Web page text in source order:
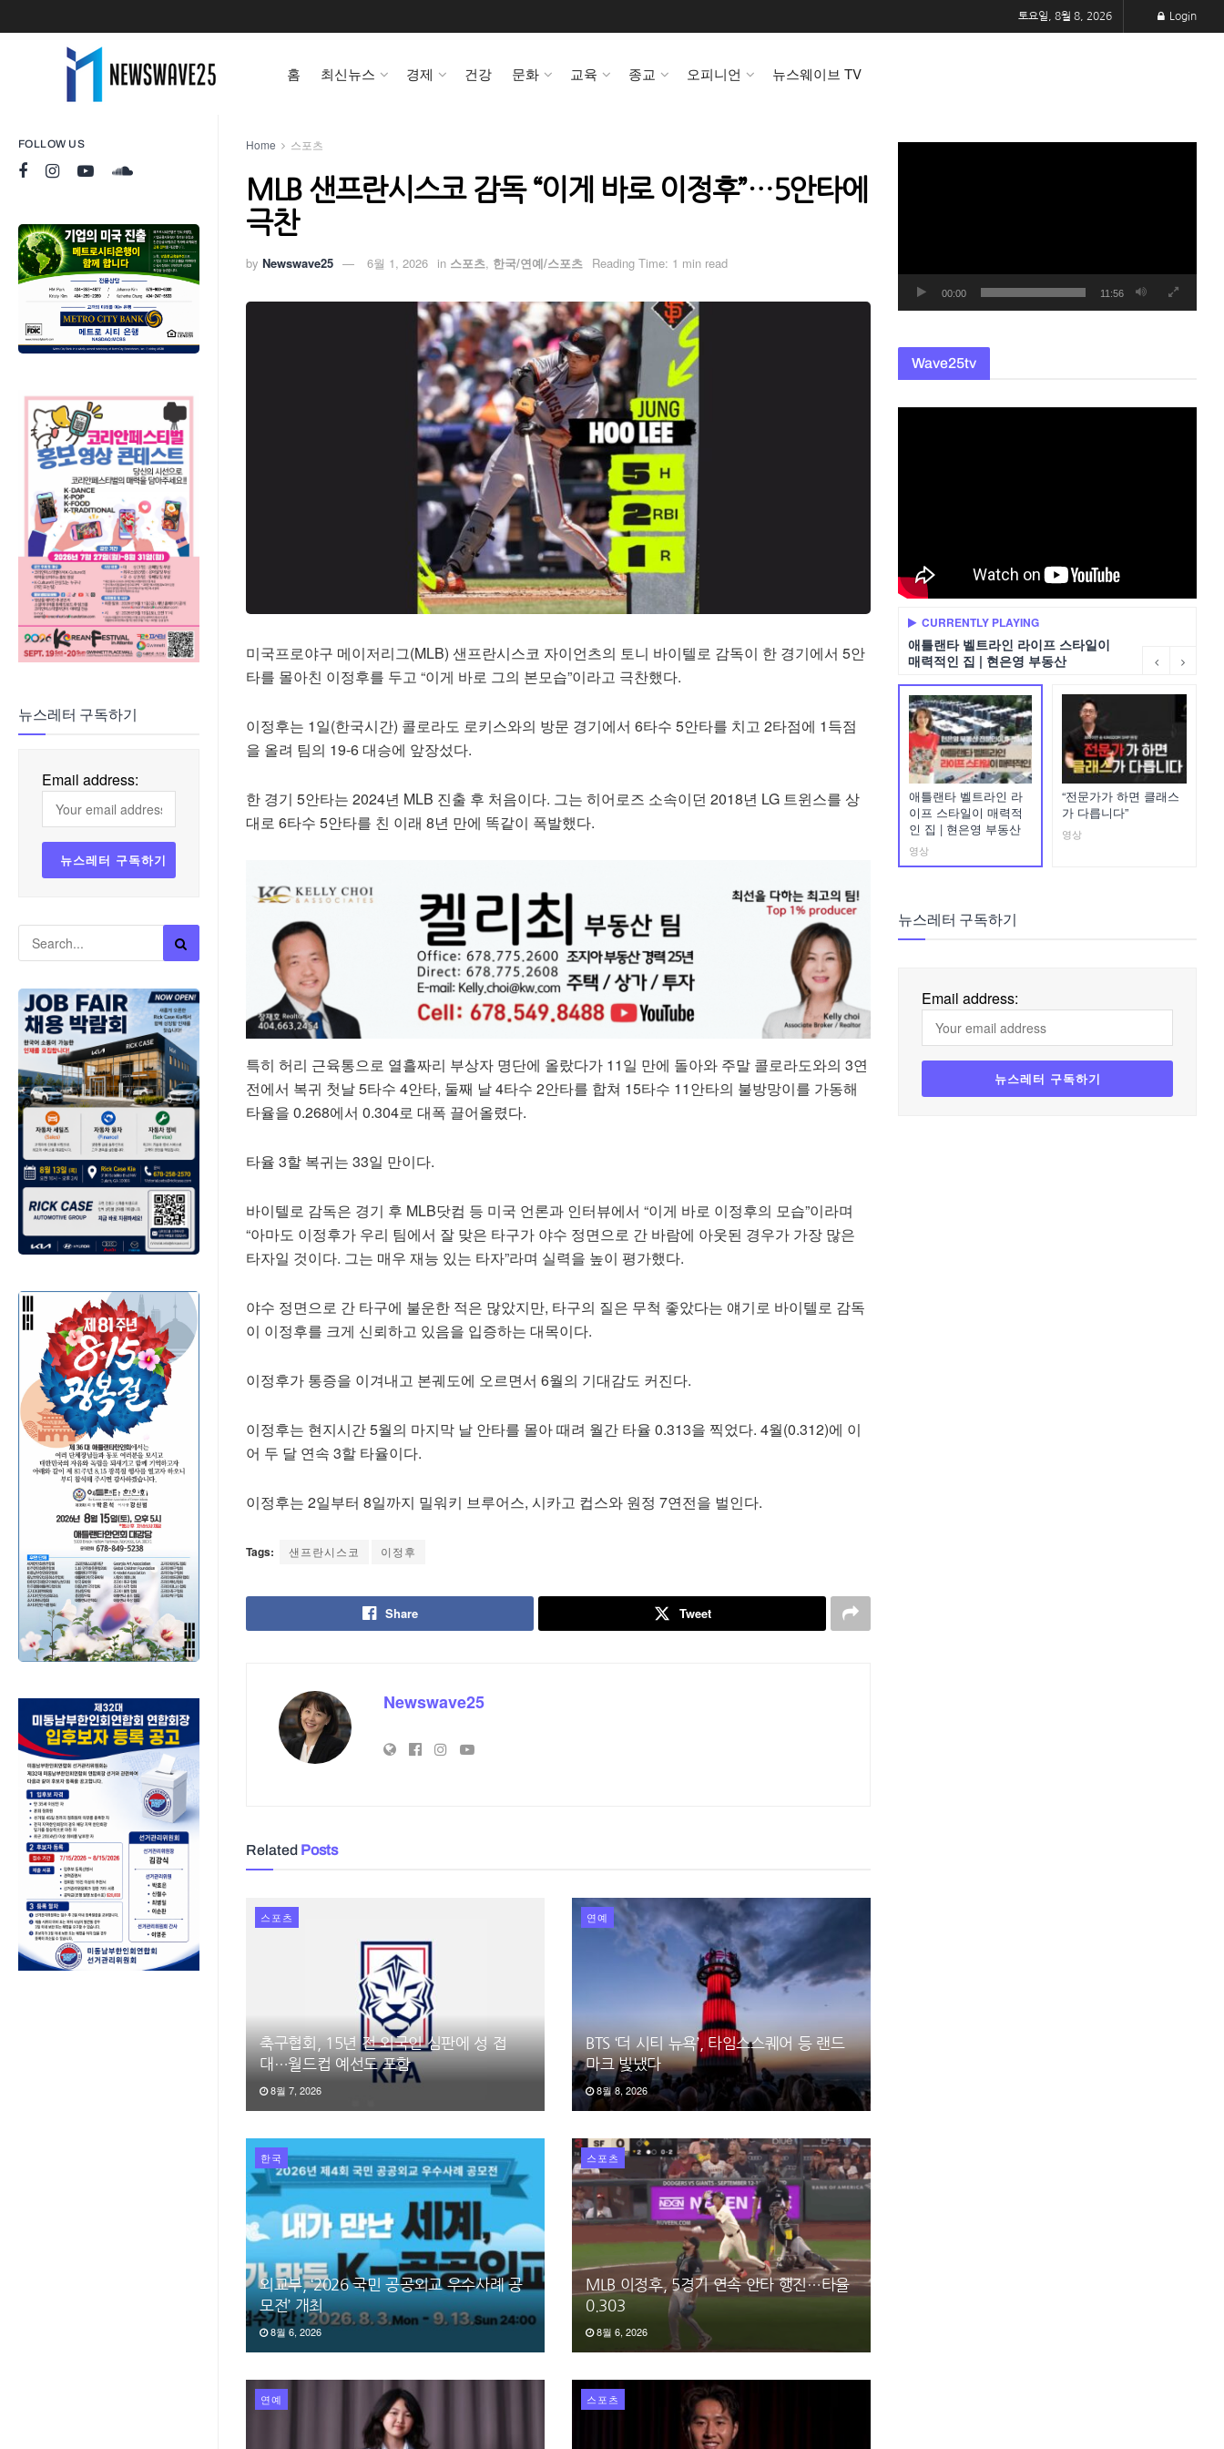
FOLLOW US
뉴스레터 구독하기
Email address:
토요일, 8월 8, 2026 Login
홈 최신뉴스 경제 건강 문화 교육 종교 오피니언 뉴스웨이브 TV
Home 스포츠
MLB 샌프란시스코 감독 “이게 바로 이정후”…5안타에
극찬
by Newswave25 6월 1, 2026 in 스포츠, 한국/연예/스포츠 Reading Time: 1 min read
미국프로야구 메이저리그(MLB) 샌프란시스코 자이언츠의 토니 바이텔로 감독이 한 경기에서 5안
타를 몰아친 이정후를 두고 “이게 바로 그의 본모습”이라고 극찬했다.
이정후는 1일(한국시간) 콜로라도 로키스와의 방문 경기에서 6타수 5안타를 치고 2타점에 1득점
을 올려 팀의 19-6 대승에 앞장섰다.
한 경기 5안타는 2024년 MLB 진출 후 처음이다. 그는 히어로즈 소속이던 2018년 LG 트윈스를 상
대로 6타수 5안타를 친 이래 8년 만에 똑같이 폭발했다.
특히 허리 근육통으로 열흘짜리 부상자 명단에 올랐다가 11일 만에 돌아와 주말 콜로라도와의 3연
전에서 복귀 첫날 5타수 4안타, 둘째 날 4타수 2안타를 합쳐 15타수 11안타의 불방망이를 가동해
타율을 0.268에서 0.304로 대폭 끌어올렸다.
타율 3할 복귀는 33일 만이다.
바이텔로 감독은 경기 후 MLB닷컴 등 미국 언론과 인터뷰에서 “이게 바로 이정후의 모습”이라며
“아마도 이정후가 우리 팀에서 잘 맞은 타구가 야수 정면으로 간 바람에 아웃된 경우가 가장 많은
타자일 것이다. 그는 매우 재능 있는 타자”라며 실력을 높이 평가했다.
야수 정면으로 간 타구에 불운한 적은 많았지만, 타구의 질은 무척 좋았다는 얘기로 바이텔로 감독
이 이정후를 크게 신뢰하고 있음을 입증하는 대목이다.
이정후가 통증을 이겨내고 본궤도에 오르면서 6월의 기대감도 커진다.
이정후는 현지시간 5월의 마지막 날 안타를 몰아 때려 월간 타율 0.313을 찍었다. 4월(0.312)에 이
어 두 달 연속 3할 타율이다.
이정후는 2일부터 8일까지 밀워키 브루어스, 시카고 컵스와 원정 7연전을 벌인다.
Tags: 샌프란시스코 이정후
Share Tweet
Newswave25
Related Posts
스포츠
축구협회, 15년 전 외국인 심판에 성 접
대…월드컵 예선도 포함
8월 7, 2026
연예
BTS ‘더 시티 뉴욕’, 타임스스퀘어 등 랜드
마크 빛냈다
8월 8, 2026
한국
외교부, ‘2026 국민 공공외교 우수사례 공
모전’ 개최
8월 6, 2026
스포츠
MLB 이정후, 5경기 연속 안타 행진…타율
0.303
8월 6, 2026
연예 스포츠
00:00 11:56
Wave25tv
CURRENTLY PLAYING
애틀랜타 벨트라인 라이프 스타일이
매력적인 집 | 현은영 부동산
애틀랜타 벨트라인 라
이프 스타일이 매력적
인 집 | 현은영 부동산
영상
“전문가가 하면 클래스
가 다릅니다”
영상
뉴스레터 구독하기
Email address: